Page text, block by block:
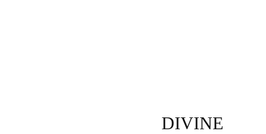
DIVINE